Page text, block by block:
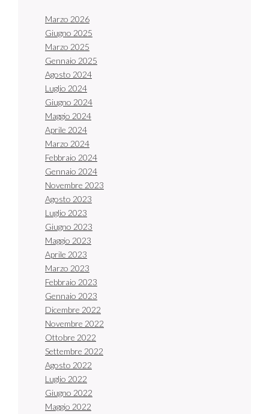
Marzo 2026
Giugno 2025
Marzo 2025
Gennaio 2025
Agosto 2024
Luglio 2024
Giugno 2024
Maggio 2024
Aprile 2024
Marzo 2024
Febbraio 2024
Gennaio 2024
Novembre 2023
Agosto 2023
Luglio 2023
Giugno 2023
Maggio 2023
Aprile 2023
Marzo 2023
Febbraio 2023
Gennaio 2023
Dicembre 2022
Novembre 2022
Ottobre 2022
Settembre 2022
Agosto 2022
Luglio 2022
Giugno 2022
Maggio 2022